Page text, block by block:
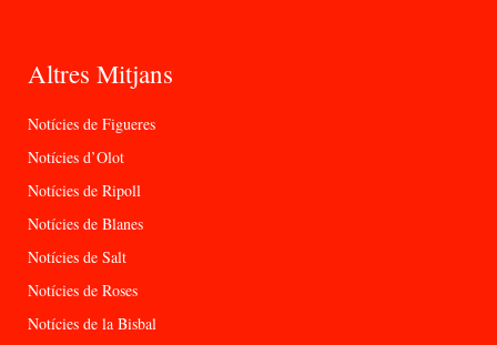
Altres Mitjans
Notícies de Figueres
Notícies d’Olot
Notícies de Ripoll
Notícies de Blanes
Notícies de Salt
Notícies de Roses
Notícies de la Bisbal